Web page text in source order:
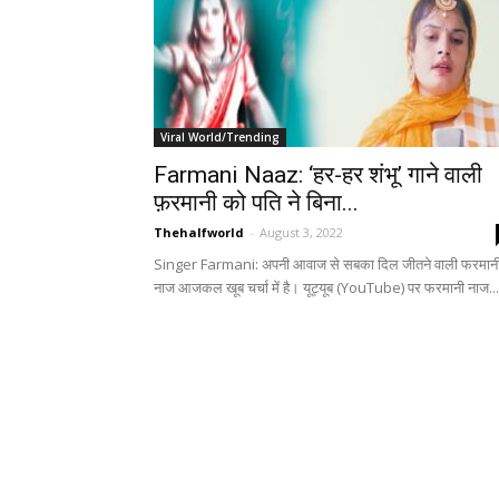
Viral World/Trending
Farmani Naaz: ‘हर-हर शंभू’ गाने वाली
फ़रमानी को पति ने बिना...
Thehalfworld - August 3, 2022
Singer Farmani: अपनी आवाज से सबका दिल जीतने वाली
नाज आजकल खूब चर्चा में है। यूट्यूब (YouTube) पर फरमानी नाज...